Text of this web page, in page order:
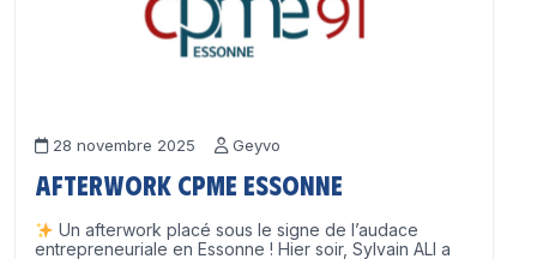
28 novembre 2025 Geyvo
Afterwork CPME Essonne
Un afterwork placé sous le signe de l’audace
entrepreneuriale en Essonne ! Hier soir, Sylvain ALI a